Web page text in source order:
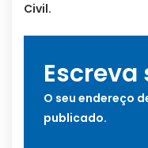
Civil.
O seu endereço
publicado.